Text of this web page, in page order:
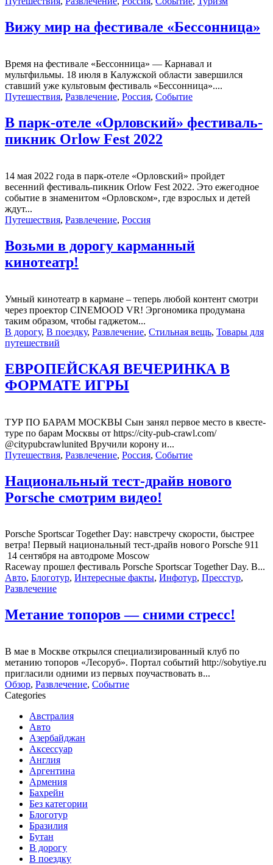
Вижу мир на фестивале «Бессонница»
Время на фестивале «Бессонница» — Карнавал и
мультфильмы. 18 июля в Калужской области завершился
ставший уже культовым фестиваль «Бессонница»....
Путешествия, Развлечение, Россия, Событие
В парк-отеле «Орловский» фестиваль-
пикник Orlow Fest 2022
14 мая 2022 года в парк-отеле «Орловский» пройдет
весенний фестиваль-пикник Orlow Fest 2022. Это ежегодное
событие в знаменитом «Орловском», где взрослых и детей
ждут...
Путешествия, Развлечение, Россия
Возьми в дорогу карманный
кинотеатр!
Умный кинотеатр в кармане – теперь любой контент смотри
через проектор CINEMOOD VR! Эргономика продумана
таким образом, чтобы гаджетом...
В дорогу, В поездку, Развлечение, Стильная вещь, Товары для
путешествий
ЕВРОПЕЙСКАЯ ВЕЧЕРИНКА В
ФОРМАТЕ ИГРЫ
ТУР ПО БАРАМ МОСКВЫ Сын занял первое место в квесте-
туре по барам Москвы от https://city-pub-crawl.com/
@citypubcrawlunited Вручили корону и...
Путешествия, Развлечение, Россия, Событие
Национальный тест-драйв нового
Porsche смотрим видео!
Porsche Sportscar Together Day: навстречу скорости, быстрее
ветра! Первый национальный тест-драйв нового Porsche 911
14 сентября на автодроме Moscow
Raceway прошел фестиваль Porsche Sportscar Together Day. В...
Авто, Блоготур, Интересные факты, Инфотур, Пресстур,
Развлечение
Метание топоров — сними стресс!
В мае в Москве открылся специализированный клуб по
метанию топоров «Лесоруб». Портал событий http://sobytiye.ru
пригласили одними из первых поучаствовать в...
Обзор, Развлечение, Событие
Categories
Австралия
Авто
Азербайджан
Аксессуар
Англия
Аргентина
Армения
Бахрейн
Без категории
Блоготур
Бразилия
Бутан
В дорогу
В поездку